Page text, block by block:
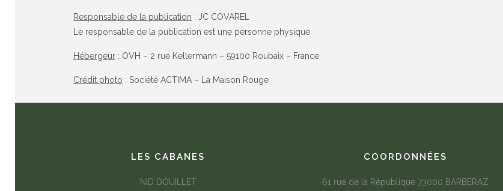
Responsable de la publication : JC COVAREL
Le responsable de la publication est une personne physique
Hébergeur : OVH – 2 rue Kellermann – 59100 Roubaix – France
Crédit photo : Société ACTIMA – La Maison Rouge
LES CABANES
NID DOUILLET
COORDONNÉES
61 rue de la République 73000 BARBERAZ